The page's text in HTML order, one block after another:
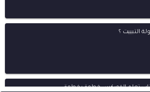
التبييت ؟
تعلم الفوركس خطوة بخطوة